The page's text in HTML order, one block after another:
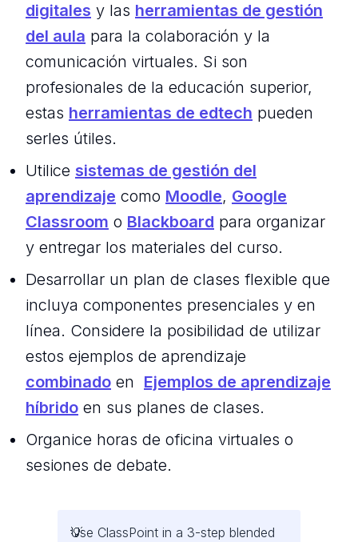
digitales y las herramientas de gestión
del aula para la colaboración y la
comunicación virtuales. Si son
profesionales de la educación superior,
estas herramientas de edtech pueden
serles útiles.
Utilice sistemas de gestión del
aprendizaje como Moodle, Google
Classroom o Blackboard para organizar
y entregar los materiales del curso.
Desarrollar un plan de clases flexible que
incluya componentes presenciales y en
línea. Considere la posibilidad de utilizar
estos ejemplos de aprendizaje
combinado en Ejemplos de aprendizaje
híbrido en sus planes de clases.
Organice horas de oficina virtuales o
sesiones de debate.
Use ClassPoint in a 3-step blended